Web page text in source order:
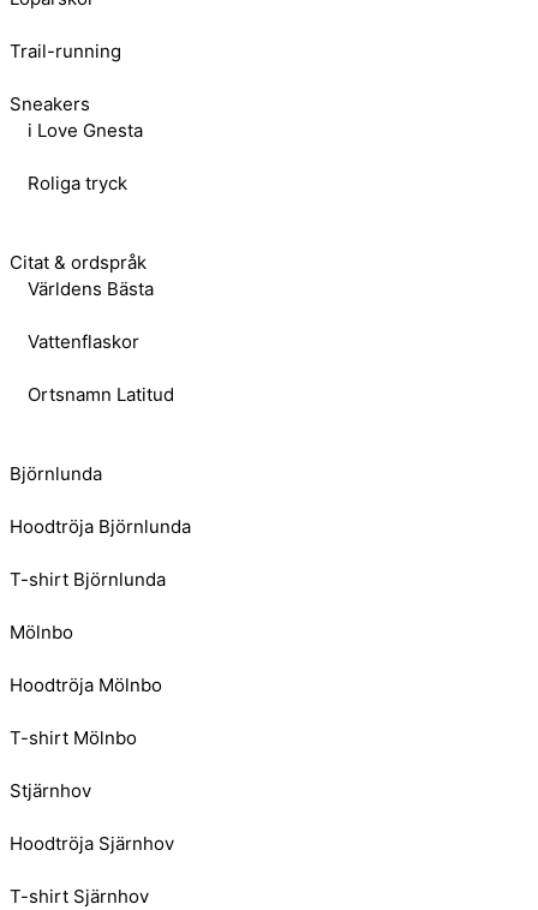
Trail-running
Sneakers
i Love Gnesta
Roliga tryck
Citat & ordspråk
Världens Bästa
Vattenflaskor
Ortsnamn Latitud
Björnlunda
Hoodtröja Björnlunda
T-shirt Björnlunda
Mölnbo
Hoodtröja Mölnbo
T-shirt Mölnbo
Stjärnhov
Hoodtröja Sjärnhov
T-shirt Sjärnhov